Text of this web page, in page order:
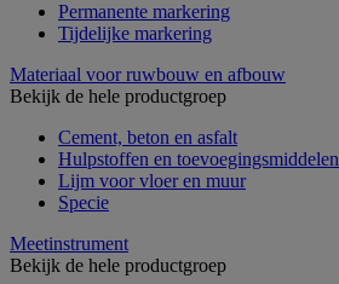
Permanente markering
Tijdelijke markering
Materiaal voor ruwbouw en afbouw
Bekijk de hele productgroep
Cement, beton en asfalt
Hulpstoffen en toevoegingsmiddelen
Lijm voor vloer en muur
Specie
Meetinstrument
Bekijk de hele productgroep